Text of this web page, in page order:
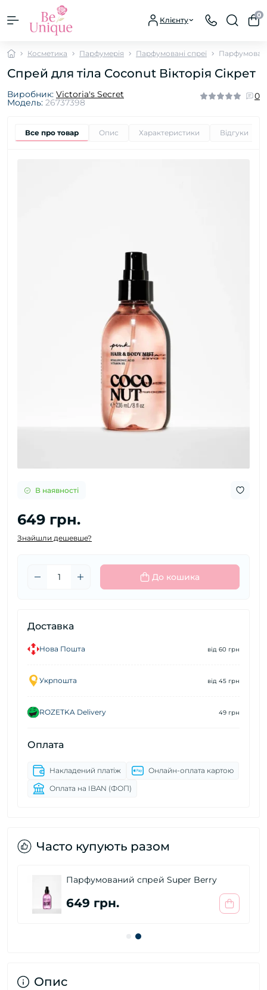
Клієнту
0
Косметика Парфумерія Парфумовані спреї
Спрей для тіла Coconut Вікторія Сікрет
Виробник: Victoria's Secret
Модель: 26737398
0
Все про товар Опис Характеристики Відгуки
В наявності
649 грн.
Знайшли дешевше?
До кошика
Доставка
Нова Пошта від 60 грн
Укрпошта від 45 грн
ROZETKA Delivery 49 грн
Оплата
Накладений платіж
Онлайн-оплата картою
Оплата на IBAN (ФОП)
Часто купують разом
Парфумований спрей Super Berry
649 грн.
Опис